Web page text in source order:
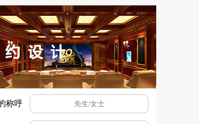
称呼